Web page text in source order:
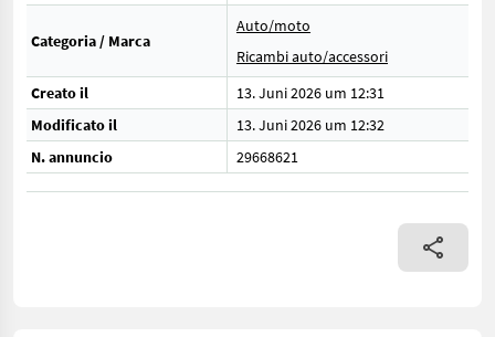
Categoria / Marca
Auto/moto
Ricambi auto/accessori
Creato il
13. Juni 2026 um 12:31
Modificato il
13. Juni 2026 um 12:32
N. annuncio
29668621